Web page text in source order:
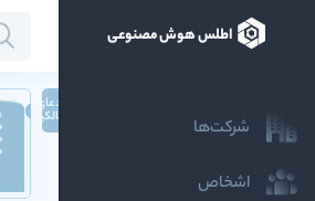
اطلس هوش مصنوعی
شرکت‌ها
اشخاص
ادعای
مالکیت